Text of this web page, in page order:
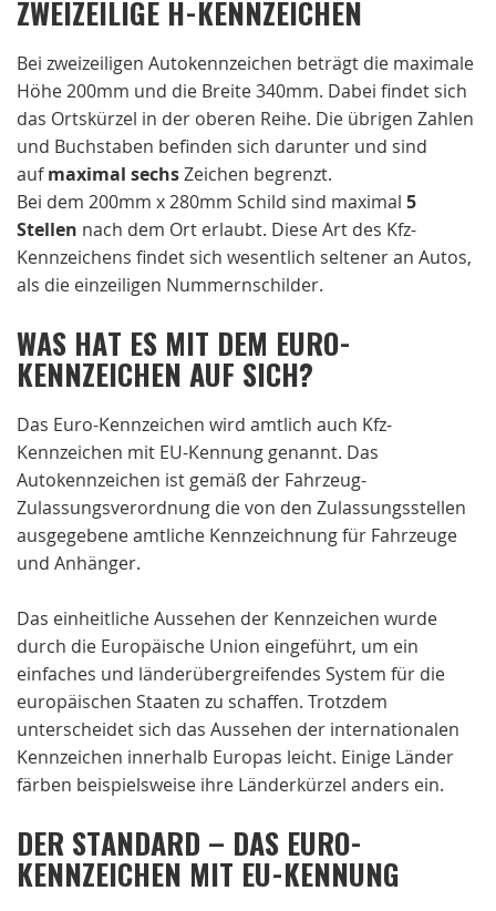
ZWEIZEILIGE H-KENNZEICHEN
Bei zweizeiligen Autokennzeichen beträgt die maximale
Höhe 200mm und die Breite 340mm. Dabei findet sich
das Ortskürzel in der oberen Reihe. Die übrigen Zahlen
und Buchstaben befinden sich darunter und sind
aufmaximal sechsZeichen begrenzt.
Bei dem 200mm x 280mm Schild sind maximal 5
Stellen nach dem Ort erlaubt. Diese Art des Kfz-
Kennzeichens findet sich wesentlich seltener an Autos,
als die einzeiligen Nummernschilder.
WAS HAT ES MIT DEM EURO-
KENNZEICHEN AUF SICH?
Das Euro-Kennzeichen wird amtlich auch Kfz-
Kennzeichen mit EU-Kennung genannt. Das
Autokennzeichen ist gemäß der Fahrzeug-
Zulassungsverordnung die von den Zulassungsstellen
ausgegebene amtliche Kennzeichnung für Fahrzeuge
und Anhänger.
Das einheitliche Aussehen der Kennzeichen wurde
durch die Europäische Union eingeführt, um ein
einfaches und länderübergreifendes System für die
europäischen Staaten zu schaffen. Trotzdem
unterscheidet sich das Aussehen der internationalen
Kennzeichen innerhalb Europas leicht. Einige Länder
färben beispielsweise ihre Länderkürzel anders ein.
DER STANDARD – DAS EURO-
KENNZEICHEN MIT EU-KENNUNG